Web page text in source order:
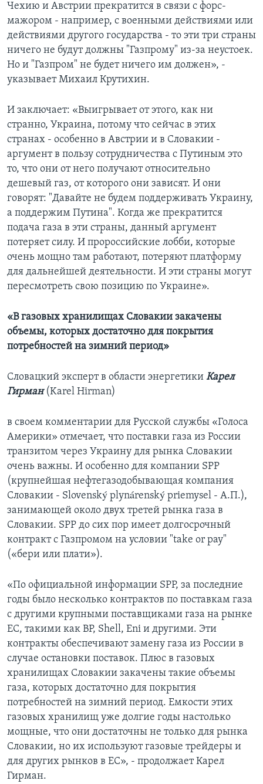
Чехию и Австрии прекратится в связи с форс-
мажором - например, с военными действиями или
действиями другого государства - то эти три страны
ничего не будут должны "Газпрому" из-за неустоек.
Но и "Газпром" не будет ничего им должен», -
указывает Михаил Крутихин.
И заключает: «Выигрывает от этого, как ни
странно, Украина, потому что сейчас в этих
странах - особенно в Австрии и в Словакии -
аргумент в пользу сотрудничества с Путиным это
то, что они от него получают относительно
дешевый газ, от которого они зависят. И они
говорят: "Давайте не будем поддерживать Украину,
а поддержим Путина". Когда же прекратится
подача газа в эти страны, данный аргумент
потеряет силу. И пророссийские лобби, которые
очень мощно там работают, потеряют платформу
для дальнейшей деятельности. И эти страны могут
пересмотреть свою позицию по Украине».
«В газовых хранилищах Словакии закачены
объемы, которых достаточно для покрытия
потребностей на зимний период»
Словацкий эксперт в области энергетики Карел
Гирман(Karel Hirman)
в своем комментарии для Русской службы «Голоса
Америки» отмечает, что поставки газа из России
транзитом через Украину для рынка Словакии
очень важны. И особенно для компании SPP
(крупнейшая нефтегазодобывающая компания
Словакии - Slovenský plynárenský priemysel - А.П.),
занимающей около двух третей рынка газа в
Словакии. SPP до сих пор имеет долгосрочный
контракт с Газпромом на условии "take or pay"
(«бери или плати»).
«По официальной информации SPP, за последние
годы было несколько контрактов по поставкам газа
с другими крупными поставщиками газа на рынке
ЕС, такими как BP, Shell, Eni и другими. Эти
контракты обеспечивают замену газа из России в
случае остановки поставок. Плюс в газовых
хранилищах Словакии закачены такие объемы
газа, которых достаточно для покрытия
потребностей на зимний период. Емкости этих
газовых хранилищ уже долгие годы настолько
мощные, что они достаточны не только для рынка
Словакии, но их используют газовые трейдеры и
для других рынков в ЕС», - продолжает Карел
Гирман.